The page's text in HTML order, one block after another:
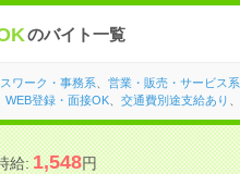
のバイト一覧
ワーク・事務系 営業・販売・サービス系
WEB登録・面接OK、 交通費別途支給あり
給:1,548円